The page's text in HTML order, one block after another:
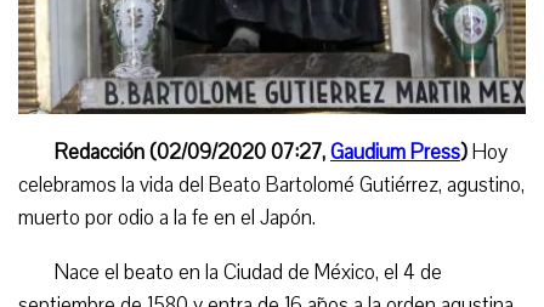
Redacción (02/09/2020 07:27,Gaudium Press)Hoy
celebramos la vida del Beato Bartolomé Gutiérrez, agustino,
muerto por odio a la fe en el Japón.
Nace el beato en la Ciudad de México, el 4 de